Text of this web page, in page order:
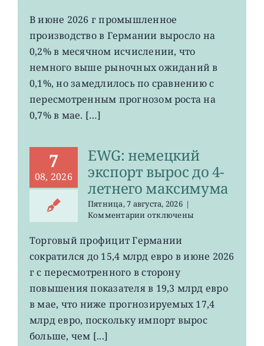
EWG:
рост
промпроизводства
Германии
до
0,2%
В июне 2026 г промышленное
производство в Германии выросло на
0,2% в месячном исчислении, что
немного выше рыночных ожиданий в
0,1%, но замедлилось по сравнению с
пересмотренным прогнозом роста на
0,7% в мае. […]
7
08, 2026
EWG: немецкий
экспорт вырос до 4-
летнего максимума
Пятница, 7 августа, 2026 |
Комментариик
EWG:
немецкий
экспорт
вырос
4-
летнего
отключены
Торговый профицит Германии
сократился до 15,4 млрд евро в июне 2026
г с пересмотренного в сторону
повышения показателя в 19,3 млрд евро
в мае, что ниже прогнозируемых 17,4
млрд евро, поскольку импорт вырос
больше, чем [...]